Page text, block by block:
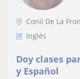
Conil De La
Inglés
Doy clases
y Español